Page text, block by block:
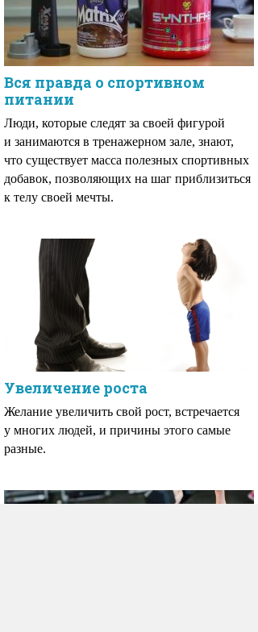
Вся правда о спортивном
питании
Люди, которые следят за своей фигурой
и занимаются в тренажерном зале, знают,
что существует масса полезных спортивных
добавок, позволяющих на шаг приблизиться
к телу своей мечты.
Увеличение роста
Желание увеличить свой рост, встречается
у многих людей, и причины этого самые
разные.